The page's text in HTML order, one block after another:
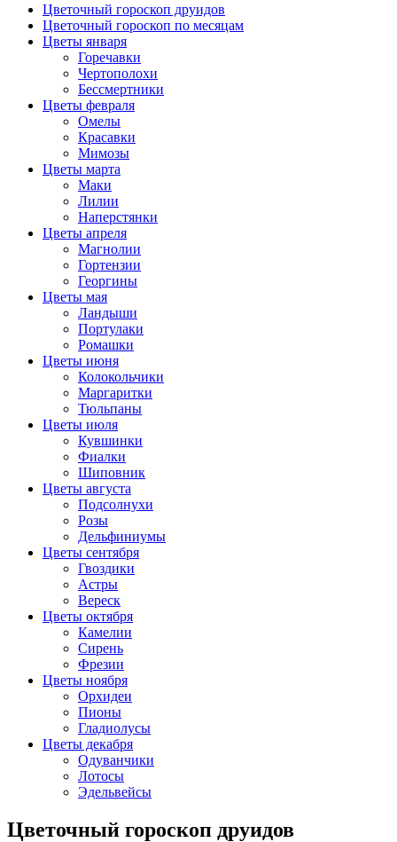
Цветочный гороскоп друидов
Цветочный гороскоп по месяцам
Цветы января
Горечавки
Чертополохи
Бессмертники
Цветы февраля
Омелы
Красавки
Мимозы
Цветы марта
Маки
Лилии
Наперстянки
Цветы апреля
Магнолии
Гортензии
Георгины
Цветы мая
Ландыши
Портулаки
Ромашки
Цветы июня
Колокольчики
Маргаритки
Тюльпаны
Цветы июля
Кувшинки
Фиалки
Шиповник
Цветы августа
Подсолнухи
Розы
Дельфиниумы
Цветы сентября
Гвоздики
Астры
Вереск
Цветы октября
Камелии
Сирень
Фрезии
Цветы ноября
Орхидеи
Пионы
Гладиолусы
Цветы декабря
Одуванчики
Лотосы
Эдельвейсы
Цветочный гороскоп друидов